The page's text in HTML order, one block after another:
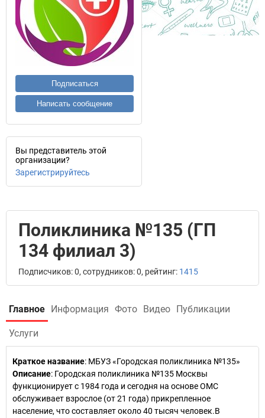
Подписаться
Написать сообщение
Вы представитель этой
организации?
Зарегистрируйтесь
Поликлиника №135 (ГП
134 филиал 3)
Подписчиков: 0, сотрудников: 0, рейтинг: 1415
Главное Информация Фото Видео Публикации
Услуги
Краткое название: МБУЗ «Городская поликлиника №135»
Описание: Городская поликлиника №135 Москвы
функционирует с 1984 года и сегодня на основе ОМС
обслуживает взрослое (от 21 года) прикрепленное
население, что составляет около 40 тысяч человек.В